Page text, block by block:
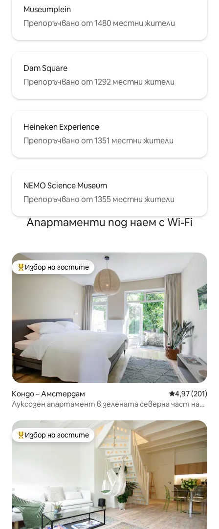
Museumplein
Препоръчвано от 1480 местни жители
Dam Square
Препоръчвано от 1292 местни жители
Heineken Experience
Препоръчвано от 1351 местни жители
NEMO Science Museum
Препоръчвано от 1355 местни жители
Апартаменти под наем с Wi-Fi
Най-популярен избор на гостите
Избор на гостите
Кондо – Амстердам Средна
4,97 (201)
Луксозен апартамент в зелената северна част на
Най-популярен избор на гостите
Избор на гостите